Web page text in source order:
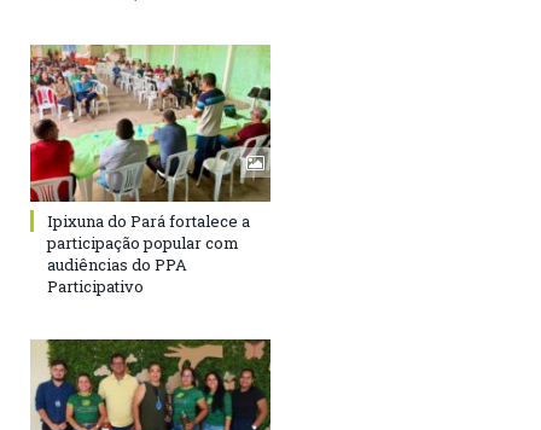
Ipixuna do Pará fortalece a
participação popular com
audiências do PPA
Participativo